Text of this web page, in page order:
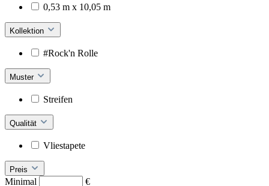
0,53 m x 10,05 m
Kollektion
#Rock'n Rolle
Muster
Streifen
Qualität
Vliestapete
Preis
Minimal
€